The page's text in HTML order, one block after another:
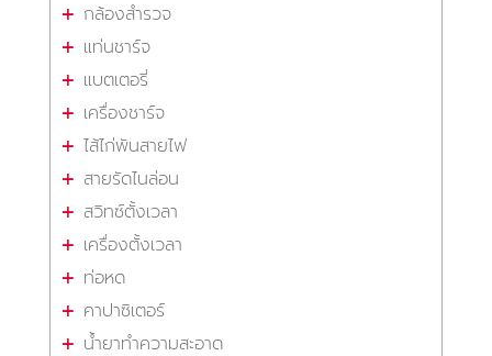
กล้องสำรวจ
แท่นชาร์จ
แบตเตอรี่
เครื่องชาร์จ
ไส้ไก่พันสายไฟ
สายรัดไนล่อน
สวิทซ์ตั้งเวลา
เครื่องตั้งเวลา
ท่อหด
คาปาซิเตอร์
น้ำยาทำความสะอาด